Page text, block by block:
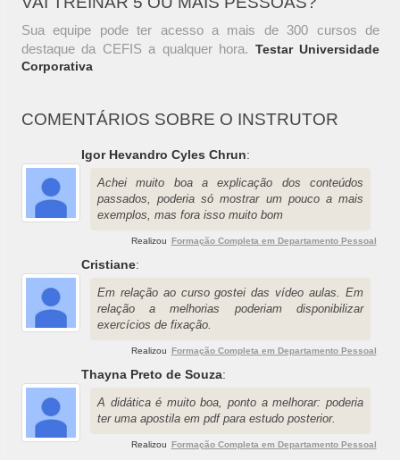
Sua equipe pode ter acesso a mais de 300 cursos de
destaque da CEFIS a qualquer hora. Testar Universidade
Corporativa
COMENTÁRIOS SOBRE O INSTRUTOR
Igor Hevandro Cyles Chrun:
Achei muito boa a explicação dos conteúdos
passados, poderia só mostrar um pouco a mais
exemplos, mas fora isso muito bom
Realizou Formação Completa em Departamento Pessoal
Cristiane:
Em relação ao curso gostei das vídeo aulas. Em
relação a melhorias poderiam disponibilizar
exercícios de fixação.
Realizou Formação Completa em Departamento Pessoal
Thayna Preto de Souza:
A didática é muito boa, ponto a melhorar: poderia
ter uma apostila em pdf para estudo posterior.
Realizou Formação Completa em Departamento Pessoal